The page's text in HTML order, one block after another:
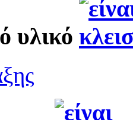
υλικό